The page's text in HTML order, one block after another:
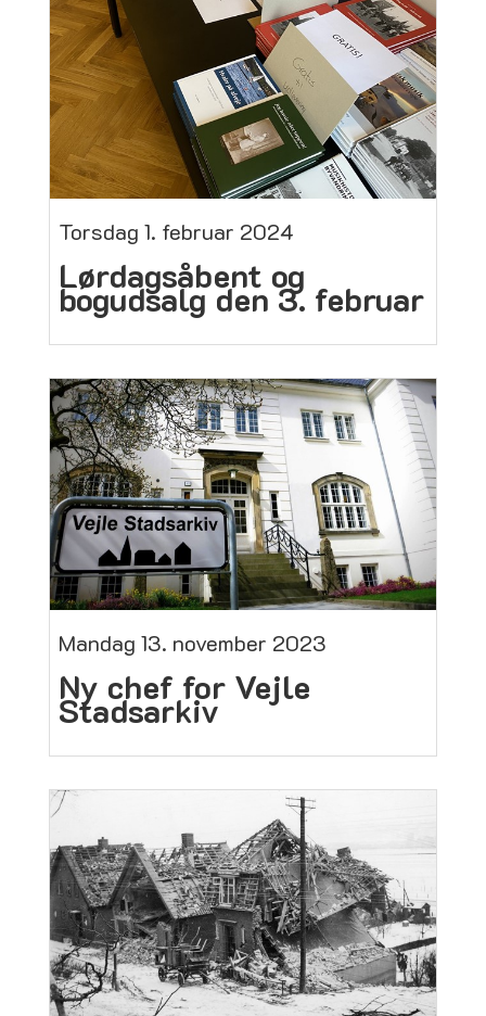
Torsdag 1. februar 2024
Lørdagsåbent og
bogudsalg den 3. februar
Mandag 13. november 2023
Ny chef for Vejle
Stadsarkiv